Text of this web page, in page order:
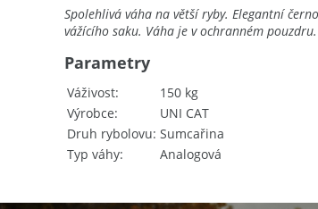
Spolehlivá váha na větší ryby. Elegantní
vážícího saku. Váha je v ochranném
Váživost
150 kg
Výrobce
UNI CAT
Druh rybolovu Sumcařina
Typ váhy
Analogová
Parametry